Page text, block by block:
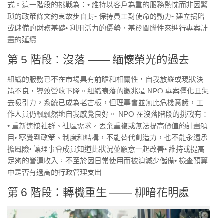
式。這一階段的挑戰為：• 維持以客戶為重的服務熱忱而非因繁
瑣的政策條文約束故步自封• 保持員工對使命的動力• 建立捐贈
或儲備的財務基礎• 利用活力的優勢，基於關聯性來進行專案計
畫的延續
第 5 階段：沒落 —— 緬懷榮光的過去
組織的服務已不在市場具有前曕和相關性，自我放縱或現狀決
策不良，導致營收下降。組織衰落的徵兆是 NPO 專案僵化且失
去吸引力，系統已成為老古板，但理事會並無此危機意識，工
作人員仍飄飄然地自我感覺良好。 NPO 在沒落階段的挑戰有：
• 重新連接社群、社區需求，丟棄重複或無法提高價值的計畫項
目• 察覺到政策、制度和結構，不能替代創造力，也不能永遠承
擔風險• 讓理事會成員知道此狀況並願意一起改善• 維持或提高
足夠的營運收入，不至於因日常使用而被迫減少儲備• 檢查預算
中是否有過高的行政管理支出
第 6 階段：轉機重生 —— 柳暗花明處